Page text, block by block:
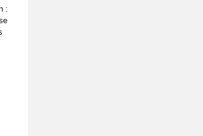
: